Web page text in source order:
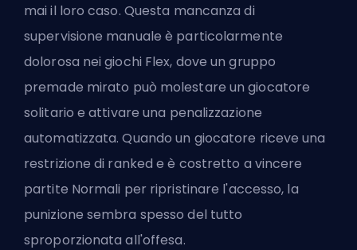
mai il loro caso. Questa mancanza di
supervisione manuale è particolarmente
dolorosa nei giochi Flex, dove un gruppo
premade mirato può molestare un giocatore
solitario e attivare una penalizzazione
automatizzata. Quando un giocatore riceve una
restrizione di ranked e è costretto a vincere
partite Normali per ripristinare l'accesso, la
punizione sembra spesso del tutto
sproporzionata all'offesa.